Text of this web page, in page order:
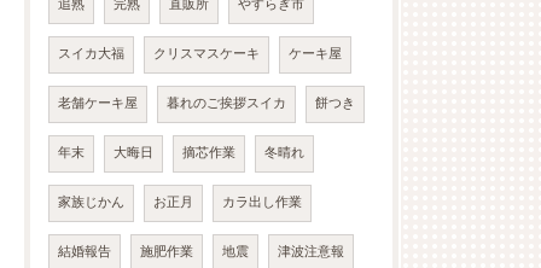
追熟 完熟 直販所 やすらぎ市
スイカ大福 クリスマスケーキ ケーキ屋
老舗ケーキ屋 暮れのご挨拶スイカ 餅つき
年末 大晦日 摘芯作業 冬晴れ
家族じかん お正月 カラ出し作業
結婚報告 施肥作業 地震 津波注意報